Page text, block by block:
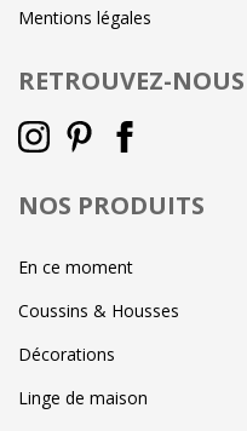
Mentions légales
RETROUVEZ-NOUS
NOS PRODUITS
En ce moment
Coussins & Housses
Décorations
Linge de maison